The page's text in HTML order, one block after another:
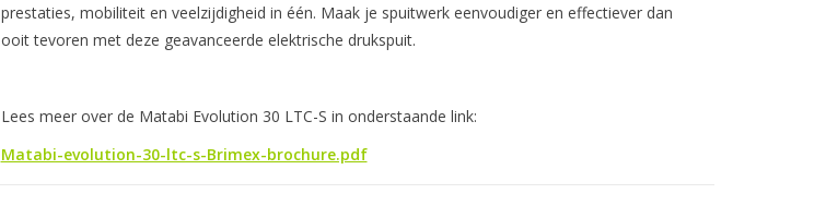
prestaties, mobiliteit en veelzijdigheid in één. Maak je spuitwerk eenvoudiger en effectiever dan
ooit tevoren met deze geavanceerde elektrische drukspuit.
Lees meer over de Matabi Evolution 30 LTC-S in onderstaande link:
Matabi-evolution-30-ltc-s-Brimex-brochure.pdf